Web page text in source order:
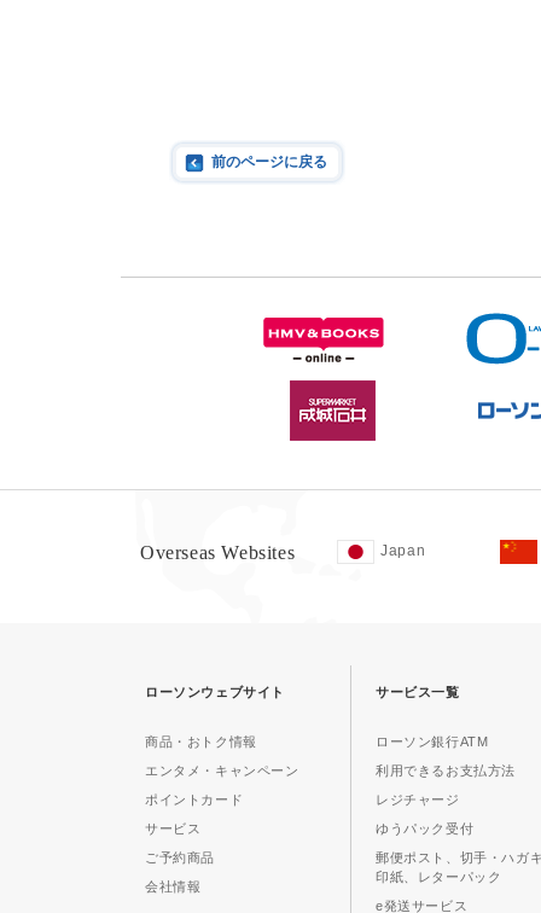
前のページに戻る
Overseas Websites Japan
ローソンウェブサイト
商品・おトク情報
エンタメ・キャンペーン
ポイントカード
サービス
ご予約商品
会社情報
サービス一覧
ローソン銀行ATM
利用できるお支払方法
レジチャージ
ゆうパック受付
郵便ポスト、切手・ハガ
印紙、レターパック
e発送サービス